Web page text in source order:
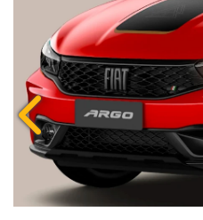
Anterior